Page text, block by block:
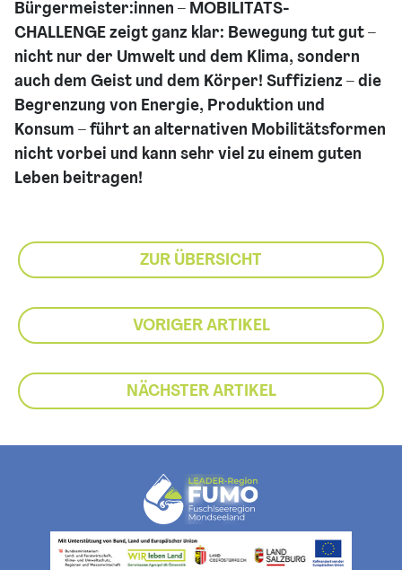
Bürgermeister:innen – MOBILITÄTS-
CHALLENGE zeigt ganz klar: Bewegung tut gut –
nicht nur der Umwelt und dem Klima, sondern
auch dem Geist und dem Körper! Suffizienz – die
Begrenzung von Energie, Produktion und
Konsum – führt an alternativen Mobilitätsformen
nicht vorbei und kann sehr viel zu einem guten
Leben beitragen!
ZUR ÜBERSICHT
VORIGER ARTIKEL
NÄCHSTER ARTIKEL